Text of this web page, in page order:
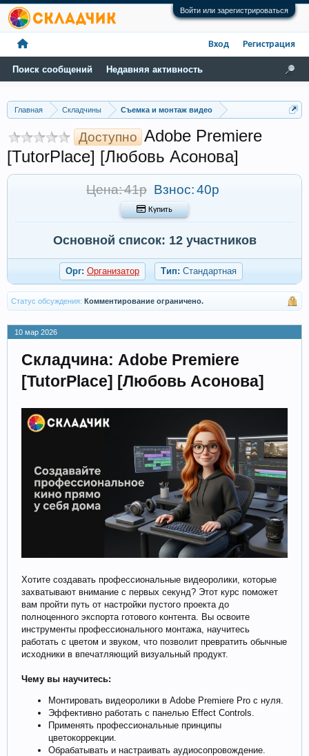
Войти или зарегистрироваться
Главная Складчины Съемка и монтаж видео
Доступно Adobe Premiere
[TutorPlace] [Любовь Асонова]
Цена: 41р Взнос:40р
 Купить
Основной список: 12 участников
Орг: Организатор Тип: Стандартная
Статус обсуждения: Комментирование ограничено.
10 мар 2026
Складчина: Adobe Premiere
[TutorPlace] [Любовь Асонова]
Хотите создавать профессиональные видеоролики, которые
захватывают внимание с первых секунд? Этот курс поможет
вам пройти путь от настройки пустого проекта до
полноценного экспорта готового контента. Вы освоите
инструменты профессионального монтажа, научитесь
работать с цветом и звуком, что позволит превратить обычные
исходники в впечатляющий визуальный продукт.
Чему вы научитесь:
Монтировать видеоролики в Adobe Premiere Pro с нуля.
Эффективно работать с панелью Effect Controls.
Применять профессиональные принципы
цветокоррекции.
Обрабатывать и настраивать аудиосопровождение.
Поиск сообщений Недавняя активность
Вход Регистрация